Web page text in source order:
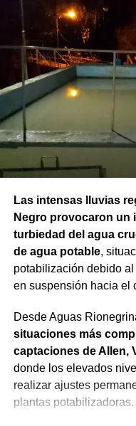
Las intensas lluvias
Negro provocaron un
turbiedad del agua
de agua potable,
potabilización debido al
en suspensión hacia el
Desde Aguas
situaciones más
captaciones de Allen,
donde los elevados
realizar ajustes
plantas potabilizadoras.